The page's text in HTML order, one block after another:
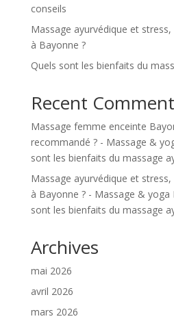
conseils
Massage ayurvédique et
à Bayonne ?
Quels sont les bienfaits du
Recent
Massage femme enceinte
recommandé ? - Massage &
sont les bienfaits du massage
Massage ayurvédique et
à Bayonne ? - Massage & yoga
sont les bienfaits du massage
Archives
mai 2026
avril 2026
mars 2026